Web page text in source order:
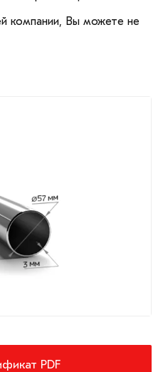
компании, Вы можете не
PDF